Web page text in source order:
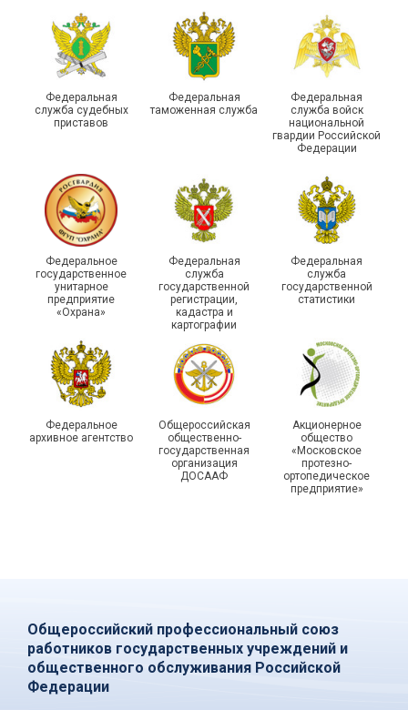
Единство традиций и сила
организаций ГУФСИН
России по Пермскому
краю приняли участие в
туристическом слете
215-й юбилей
государственной
статистики отметили в
Республике Саха (Якутия)
Храбрым детям – добрые
подарки
Федеральная
служба судебных
приставов
Федеральная
таможенная служба
Федеральная
служба войск
национальной
гвардии Российской
Федерации
Федеральное
государственное
унитарное
предприятие
«Охрана»
Федеральная
служба
государственной
регистрации,
кадастра и
картографии
Федеральная
служба
государственной
статистики
Федеральное
архивное агентство
Общероссийская
общественно-
государственная
организация
ДОСААФ
Акционерное
общество
«Московское
протезно-
ортопедическое
предприятие»
Общероссийский профессиональный союз
работников государственных учреждений и
общественного обслуживания Российской
Федерации